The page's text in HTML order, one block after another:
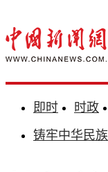
即时 时政
铸牢中华民